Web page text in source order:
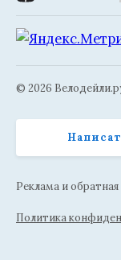
© 2026
Реклама и обратная
Политика